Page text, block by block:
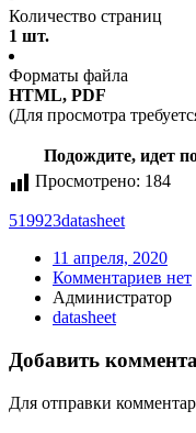
Количество страниц
1 шт.
Форматы файла
HTML, PDF
(Для просмотра
Подождите, идет
Просмотрено: 184
519923datasheet
11 апреля, 2020
Комментариев нет
Администратор
datasheet
Добавить
Для отправки